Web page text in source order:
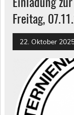
Freitag,
22. Oktober